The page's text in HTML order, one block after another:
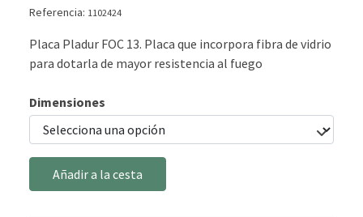
Referencia: 1102424
Placa Pladur FOC 13. Placa que incorpora fibra de vidrio
para dotarla de mayor resistencia al fuego
Dimensiones
Añadir a la cesta